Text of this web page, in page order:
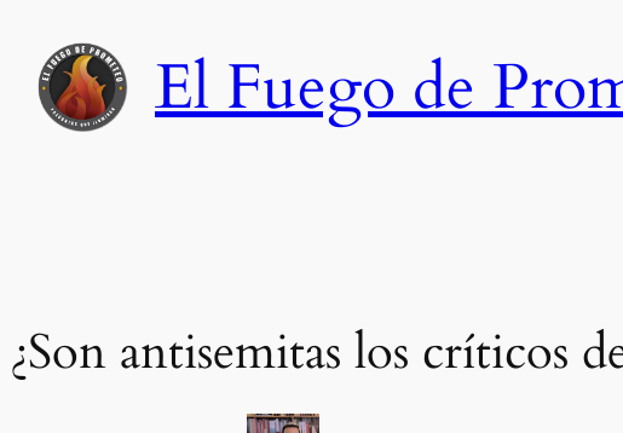
contenido
El Fuego de
¿Son antisemitas los críticos